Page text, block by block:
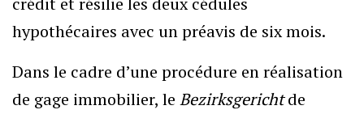
hypothécaires avec un préavis de six mois.
Dans le cadre d’une procédure en réalisation
de gage immobilier, le Bezirksgerichtde